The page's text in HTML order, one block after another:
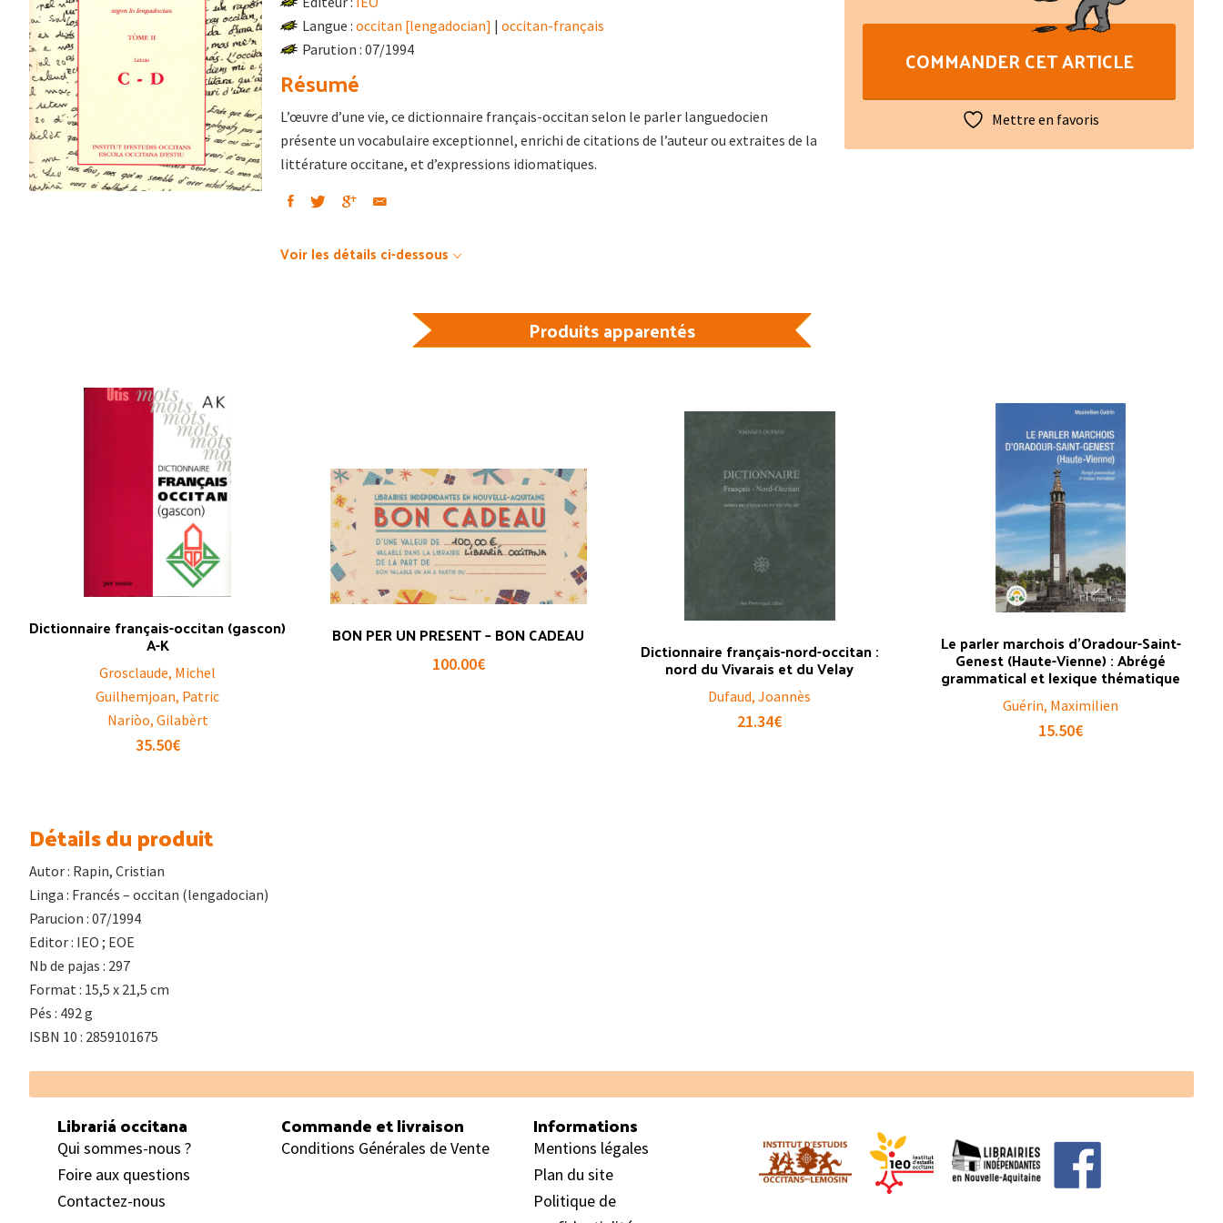
Langue : occitan [lengadocian] | occitan-français
Parution : 07/1994
Résumé
L’œuvre d’une vie, ce dictionnaire français-occitan selon le parler languedocien
présente un vocabulaire exceptionnel, enrichi de citations de l’auteur ou extraites de la
littérature occitane, et d’expressions idiomatiques.
Voir les détails ci-dessous
francés/occitan
COMMANDER CET ARTICLE
Mettre en favoris
Produits apparentés
Dictionnaire français-occitan (gascon)
A-K
Grosclaude, Michel
Guilhemjoan, Patric
Nariòo, Gilabèrt
35.50€
BON PER UN PRESENT – BON CADEAU
100.00€ Dictionnaire français-nord-occitan :
nord du Vivarais et du Velay
Dufaud, Joannès
21.34€
Le parler marchois d’Oradour-Saint-
Genest (Haute-Vienne) : Abrégé
grammatical et lexique thématique
Guérin, Maximilien
15.50€
Détails du produit
Autor : Rapin, Cristian
Linga : Francés – occitan (lengadocian)
Parucion : 07/1994
Editor : IEO ; EOE
Nb de pajas : 297
Format : 15,5 x 21,5 cm
Pés : 492 g
ISBN 10 : 2859101675
Footer
Librariá occitana
Qui sommes-nous ?
Foire aux questions
Contactez-nous
Commande et livraison
Conditions Générales de Vente
Informations
Mentions légales
Plan du site
Politique de